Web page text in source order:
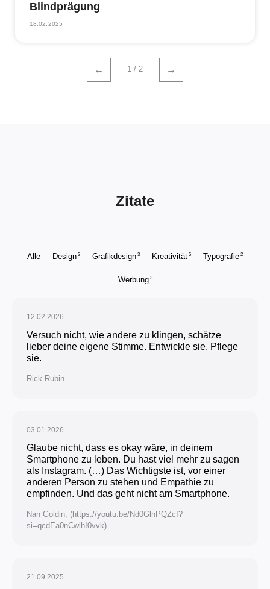
Blindprägung
18.02.2025
← 1 / 2 →
Zitate
Alle Design 2 Grafikdesign 3 Kreativität 5 Typografie 2
Werbung3
12.02.2026
Versuch nicht, wie andere zu klingen, schätze
lieber deine eigene Stimme. Entwickle sie. Pflege
sie.
Rick Rubin
03.01.2026
Glaube nicht, dass es okay wäre, in deinem
Smartphone zu leben. Du hast viel mehr zu sagen
als Instagram. (…) Das Wichtigste ist, vor einer
anderen Person zu stehen und Empathie zu
empfinden. Und das geht nicht am Smartphone.
Nan Goldin, (https://youtu.be/Nd0GlnPQZcI?
si=qcdEa0nCwlhI0vvk)
21.09.2025